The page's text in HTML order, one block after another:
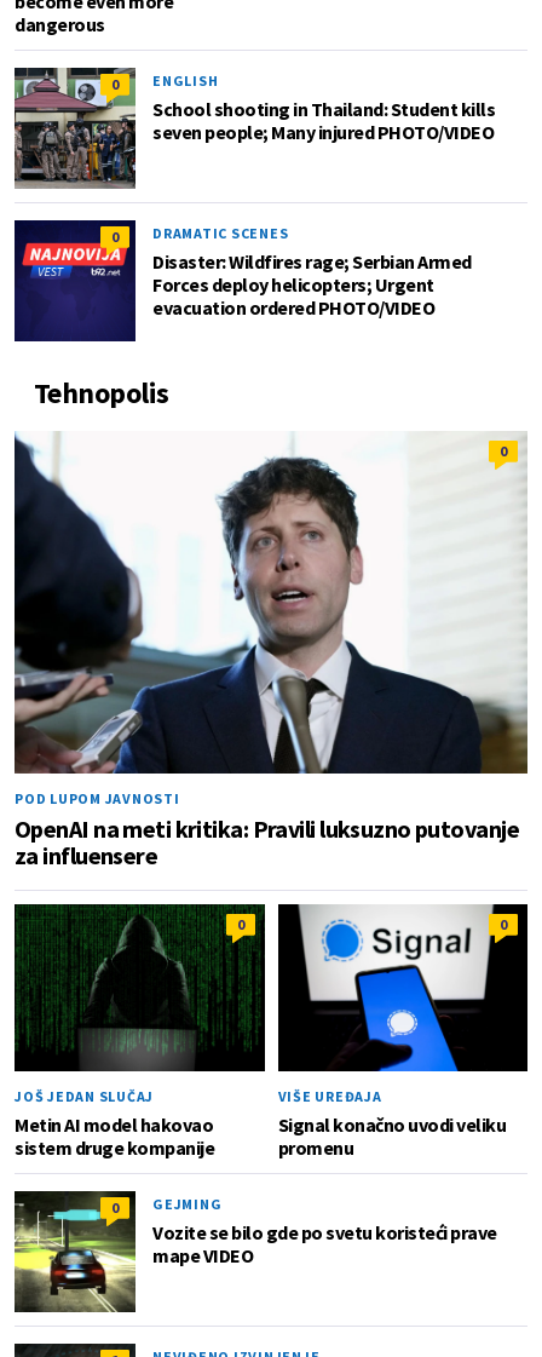
dangerous
0 ENGLISH
School shooting in Thailand: Student kills
seven people; Many injured PHOTO/VIDEO
0 DRAMATIC SCENES
Disaster: Wildfires rage; Serbian Armed
Forces deploy helicopters; Urgent
evacuation ordered PHOTO/VIDEO
Tehnopolis
0
POD LUPOM JAVNOSTI
OpenAI na meti kritika: Pravili luksuzno putovanje
za influensere
0
JOŠ JEDAN SLUČAJ
Metin AI model hakovao
sistem druge kompanije
0
VIŠE UREĐAJA
Signal konačno uvodi veliku
promenu
0 GEJMING
Vozite se bilo gde po svetu koristeći prave
mape VIDEO